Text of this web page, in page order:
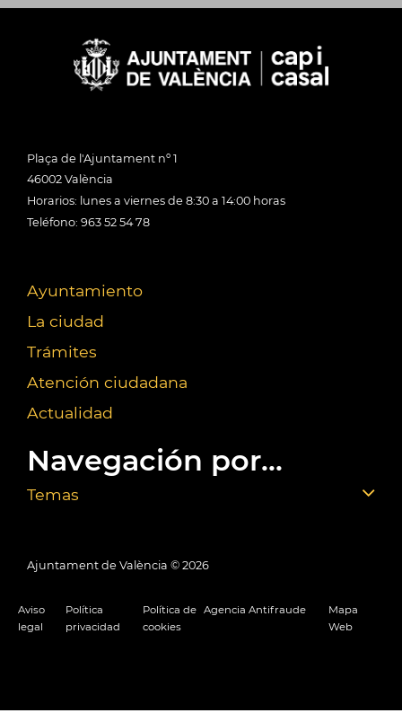
Plaça de l'Ajuntament nº 1
46002 València
Horarios: lunes a viernes de 8:30 a 14:00 horas
Teléfono: 963 52 54 78
Ayuntamiento
La ciudad
Trámites
Atención ciudadana
Actualidad
Navegación por...
Temas
Ajuntament de València © 2026
Aviso
legal
Política
privacidad
Política de
cookies
Agencia Antifraude
Mapa
Web